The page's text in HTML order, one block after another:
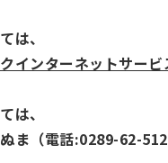
は、
インターネットサービ
は、
ま（電話:0289-62-